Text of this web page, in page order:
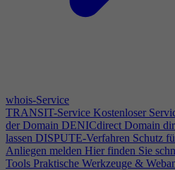
whois-Service
TRANSIT-Service Kostenloser
der Domain DENICdirect Domain
lassen DISPUTE-Verfahren Schutz
Anliegen melden Hier finden Sie
Tools Praktische Werkzeuge &